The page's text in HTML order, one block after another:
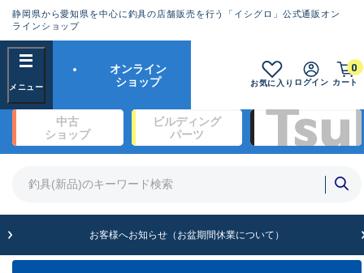
静岡県から愛知県を中心に釣具の店舗販売を行う「イシグロ」公式通販オン
ラインショップ
オンライン
ショップ
お気に入り ログイン カート
0
中古
ショップ
ビルディング
パーツ
お客様へお知らせ（お盆期間休業について）
フリーワード
商品カテゴリ
リール・カスタムパーツ(342)
ライン・ハリス・道糸(761)
針・仕掛(319)
ランクとは？
良
SA
新古品（メーカー問屋から仕入
れた未使用品）
※店頭展示時の置き傷が付いている
ものも含む
傷が極めて少ない極上品